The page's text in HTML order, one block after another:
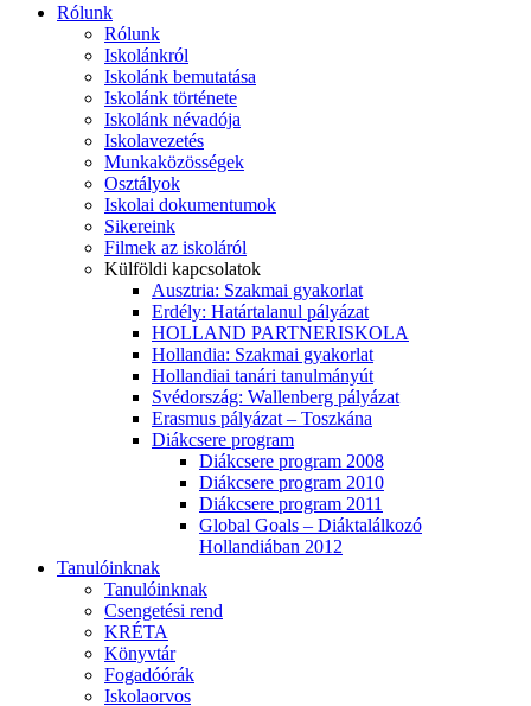
Rólunk
Rólunk
Iskolánkról
Iskolánk bemutatása
Iskolánk története
Iskolánk névadója
Iskolavezetés
Munkaközösségek
Osztályok
Iskolai dokumentumok
Sikereink
Filmek az iskoláról
Külföldi kapcsolatok
Ausztria: Szakmai gyakorlat
Erdély: Határtalanul pályázat
HOLLAND PARTNERISKOLA
Hollandia: Szakmai gyakorlat
Hollandiai tanári tanulmányút
Svédország: Wallenberg pályázat
Erasmus pályázat – Toszkána
Diákcsere program
Diákcsere program 2008
Diákcsere program 2010
Diákcsere program 2011
Global Goals – Diáktalálkozó
Hollandiában 2012
Tanulóinknak
Tanulóinknak
Csengetési rend
KRÉTA
Könyvtár
Fogadóórák
Iskolaorvos